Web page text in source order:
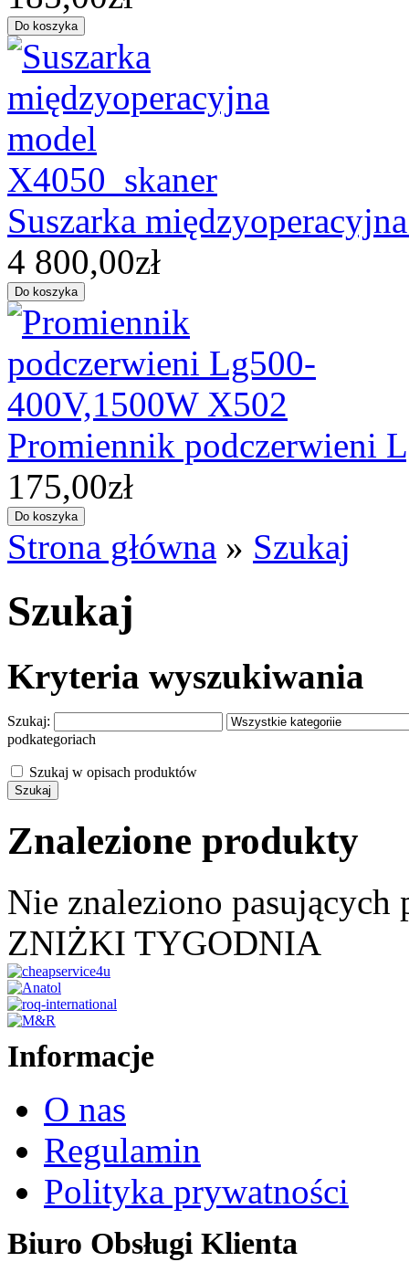
Suszarka
4 800,00zł
Promiennik podczerwieni
175,00zł
Strona główna » Szukaj
Szukaj
Kryteria wyszukiwania
Szukaj:
podkategoriach
Szukaj w opisach produktów
Znalezione produkty
Nie znaleziono pasujących
ZNIŻKI TYGODNIA
Informacje
O nas
Regulamin
Polityka prywatności
Biuro Obsługi Klienta